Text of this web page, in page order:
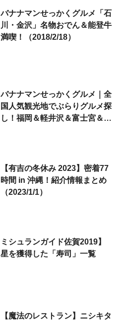
バナナマンせっかくグルメ「石
川・金沢」名物おでん＆能登牛
満喫！（2018/2/18）
バナナマンせっかくグルメ｜全
国人気観光地でぶらりグルメ探
し！福岡＆軽井沢＆富士宮＆屋
【有吉の冬休み 2023】密着77
時間 in 沖縄！紹介情報まとめ
（2023/1/1）
ミシュランガイド佐賀2019】
星を獲得した「寿司」一覧
【魔法のレストラン】ニシキタ